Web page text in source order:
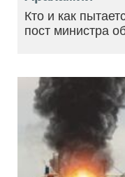
Кто и как
пост министра